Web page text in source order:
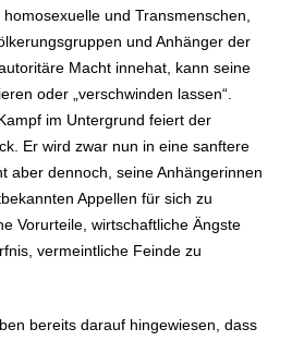
und Transmenschen,
und Anhänger der
Macht innehat, kann seine
oder „verschwinden lassen“.
im Untergrund feiert der
Er wird zwar nun in eine sanftere
aber dennoch, seine Anhängerinnen
Appellen für sich zu
Vorurteile, wirtschaftliche Ängste
vermeintliche Feinde zu
bereits darauf hingewiesen, dass